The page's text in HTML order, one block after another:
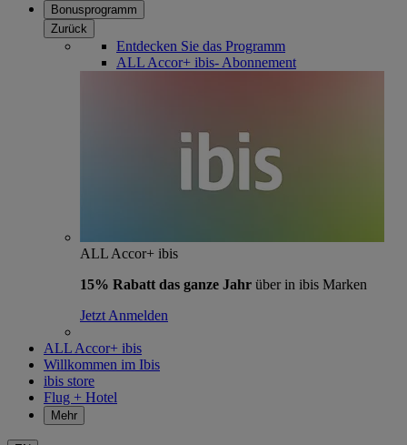
Bonusprogramm
Zurück
Entdecken Sie das Programm
ALL Accor+ ibis- Abonnement
ALL Accor+ ibis
15% Rabatt das ganze Jahr über in ibis Marken
Jetzt Anmelden
ALL Accor+ ibis
Willkommen im Ibis
ibis store
Flug + Hotel
Mehr